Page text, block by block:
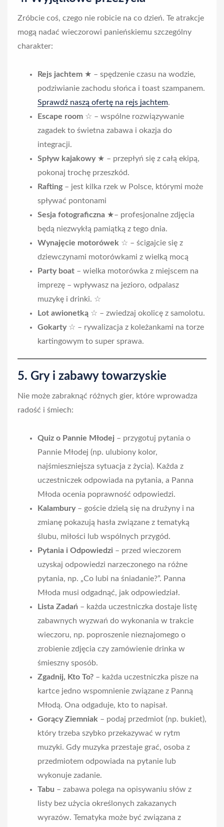
Zróbcie coś, czego nie robicie na co dzień. Te atrakcje
mogą nadać wieczorowi panieńskiemu szczególny
charakter:
Rejs jachtem ★ – spędzenie czasu na wodzie,
podziwianie zachodu słońca i toast szampanem.
Sprawdź naszą ofertę na rejs jachtem.
Escape room ☆ – wspólne rozwiązywanie
zagadek to świetna zabawa i okazja do
integracji.
Spływ kajakowy★ – przepłyń się z całą ekipą,
pokonaj trochę przeszkód.
Rafting– jest kilka rzek w Polsce, którymi może
spływać pontonami
Sesja fotograficzna ★– profesjonalne zdjęcia
będą niezwykłą pamiątką z tego dnia.
Wynajęcie motorówek ☆ – ścigajcie się z
dziewczynami motorówkami z wielką mocą
Party boat – wielka motorówka z miejscem na
imprezę – wpływasz na jezioro, odpalasz
muzykę i drinki. ☆
Lot awionetką ☆ – zwiedzaj okolicę z samolotu.
Gokarty☆ – rywalizacja z koleżankami na torze
kartingowym to super sprawa.
5. Gry i zabawy towarzyskie
Nie może zabraknąć różnych gier, które wprowadza
radość i śmiech:
Quiz o Pannie Młodej – przygotuj pytania o
Pannie Młodej (np. ulubiony kolor,
najśmieszniejsza sytuacja z życia). Każda z
uczestniczek odpowiada na pytania, a Panna
Młoda ocenia poprawność odpowiedzi.
Kalambury– goście dzielą się na drużyny i na
zmianę pokazują hasła związane z tematyką
ślubu, miłości lub wspólnych przygód.
Pytania i Odpowiedzi – przed wieczorem
uzyskaj odpowiedzi narzeczonego na różne
pytania, np. „Co lubi na śniadanie?”. Panna
Młoda musi odgadnąć, jak odpowiedział.
Lista Zadań – każda uczestniczka dostaje listę
zabawnych wyzwań do wykonania w trakcie
wieczoru, np. poproszenie nieznajomego o
zrobienie zdjęcia czy zamówienie drinka w
śmieszny sposób.
Zgadnij, Kto To? – każda uczestniczka pisze na
kartce jedno wspomnienie związane z Panną
Młodą. Ona odgaduje, kto to napisał.
Gorący Ziemniak – podaj przedmiot (np. bukiet),
który trzeba szybko przekazywać w rytm
muzyki. Gdy muzyka przestaje grać, osoba z
przedmiotem odpowiada na pytanie lub
wykonuje zadanie.
Tabu – zabawa polega na opisywaniu słów z
listy bez użycia określonych zakazanych
wyrazów. Tematyka może być związana z